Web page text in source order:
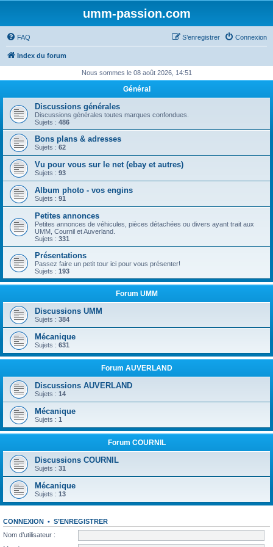
umm-passion.com
FAQ Connexion
S’enregistrer
Index du forum
Nous sommes le 08 août 2026, 14:51
Général
Discussions générales
Discussions générales toutes marques confondues.
Sujets : 486
Bons plans & adresses
Sujets : 62
Vu pour vous sur le net (ebay et autres)
Sujets : 93
Album photo - vos engins
Sujets : 91
Petites annonces
Petites annonces de véhicules, pièces détachées ou divers ayant trait aux
UMM, Cournil et Auverland.
Sujets : 331
Présentations
Passez faire un petit tour ici pour vous présenter!
Sujets : 193
Forum UMM
Discussions UMM
Sujets : 384
Mécanique
Sujets : 631
Forum AUVERLAND
Discussions AUVERLAND
Sujets : 14
Mécanique
Sujets : 1
Forum COURNIL
Discussions COURNIL
Sujets : 31
Mécanique
Sujets : 13
CONNEXION • S’ENREGISTRER
Nom d’utilisateur :